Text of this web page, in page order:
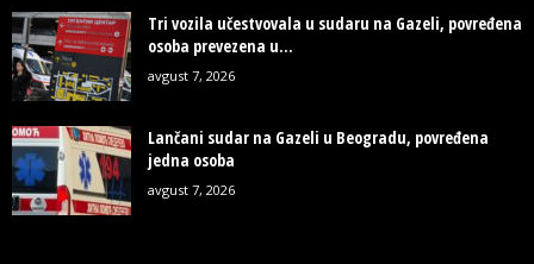
Tri vozila učestvovala u sudaru na Gazeli, povređena
osoba prevezena u...
avgust 7, 2026
Lančani sudar na Gazeli u Beogradu, povređena
jedna osoba
avgust 7, 2026